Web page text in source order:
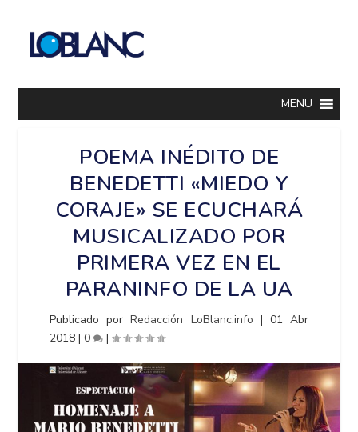
MENU
POEMA INÉDITO DE
BENEDETTI «MIEDO Y
CORAJE» SE ECUCHARÁ
MUSICALIZADO POR
PRIMERA VEZ EN EL
PARANINFO DE LA UA
Publicado porRedacción LoBlanc.info | 01 Abr
2018 |0 |